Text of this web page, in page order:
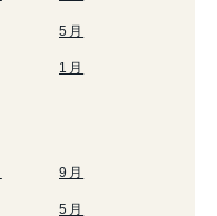
5月
1月
9月
5月